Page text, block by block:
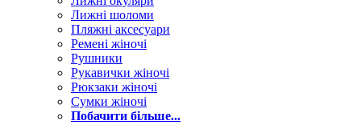
Лижні шоломи
Пляжні аксесуари
Ремені жіночі
Рушники
Рукавички жіночі
Рюкзаки жіночі
Сумки жіночі
Побачити більше...